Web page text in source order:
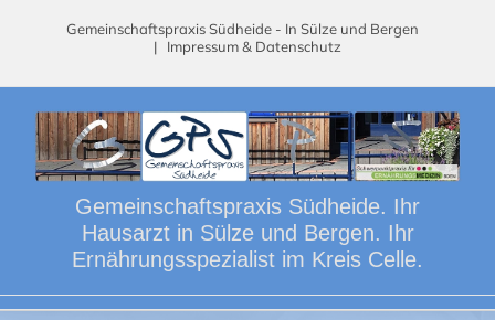
Gemeinschaftspraxis Südheide - In Sülze und Bergen
| Impressum & Datenschutz
Gemeinschaftspraxis Südheide. Ihr
Hausarzt in Sülze und Bergen. Ihr
Ernährungsspezialist im Kreis Celle.